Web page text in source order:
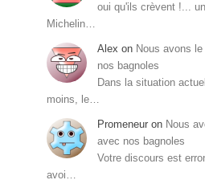
oui qu'ils crèvent !...
Michelin…
Alex on Nous avons
nos bagnoles
Dans la situation
moins, le…
Promeneur on Nous
avec nos bagnoles
Votre discours est
avoi…